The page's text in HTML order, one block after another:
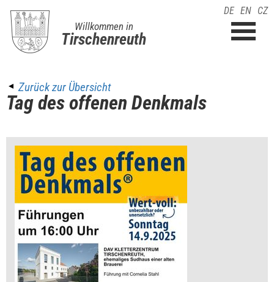
Willkommen in
Tirschenreuth
DE EN CZ
Zurück zur Übersicht
Tag des offenen Denkmals